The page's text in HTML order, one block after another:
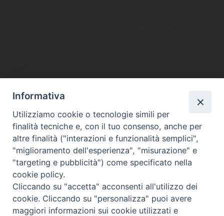
DIOCESI SUBURBICARIA DI ALBANO
Contatti:Tel.: 06.93268401 - Fax.: 06.9323844
E-mail:curia@diocesidialbano.it
Orari: dal Lunedì al Venerdì Ore: 9:00 - 13:00
Lunedì, Mercoledì e Venerdì, Ore 9:30 - 12:30
Informativa
Utilizziamo cookie o tecnologie simili per
finalità tecniche e, con il tuo consenso, anche per
altre finalità ("interazioni e funzionalità semplici",
"miglioramento dell'esperienza", "misurazione" e
"targeting e pubblicità") come specificato nella
cookie policy.
Cliccando su "accetta" acconsenti all'utilizzo dei
cookie. Cliccando su "personalizza" puoi avere
maggiori informazioni sui cookie utilizzati e